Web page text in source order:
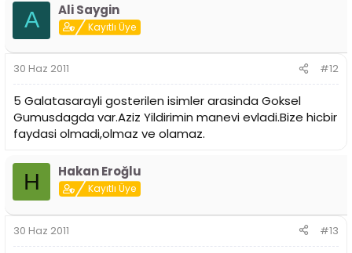
A Ali Saygin
Kayıtlı Üye
30 Haz 2011 #12
5 Galatasarayli gosterilen isimler arasinda Goksel
Gumusdagda var.Aziz Yildirimin manevi evladi.Bize hicbir
faydasi olmadi,olmaz ve olamaz.
H Hakan Eroğlu
Kayıtlı Üye
30 Haz 2011 #13